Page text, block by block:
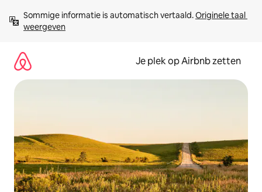
direct
naar
Sommige informatie is automatisch vertaald. Originele taal
weergeven
Je plek op Airbnb zetten